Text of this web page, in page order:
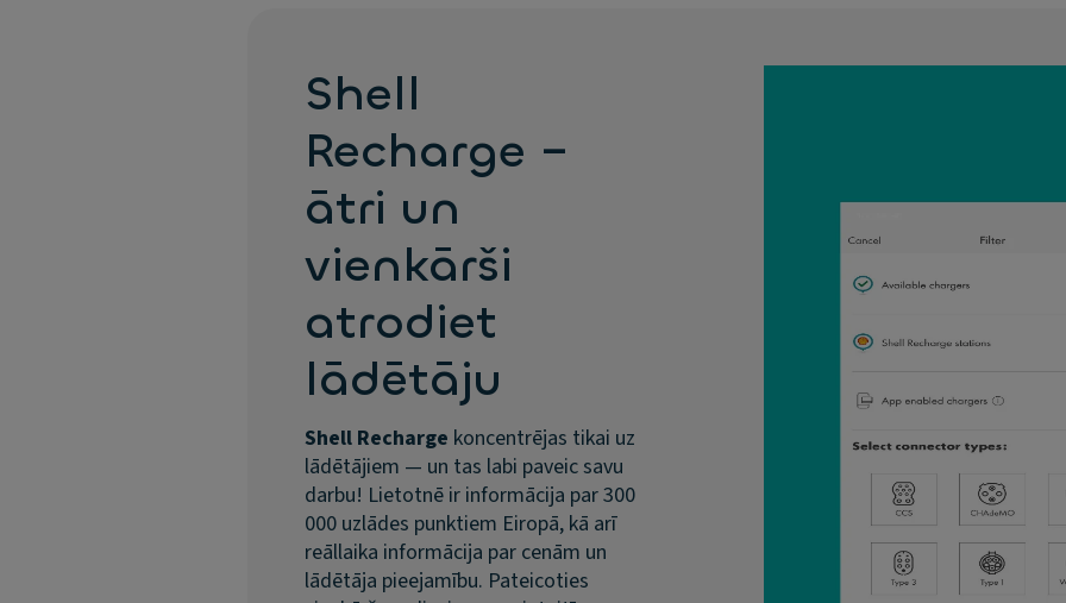
Shell
Recharge –
ātri un
vienkārši
atrodiet
lādētāju
Shell Recharge koncentrējas tikai uz
lādētājiem — un tas labi paveic savu
darbu! Lietotnē ir informācija par 300
000 uzlādes punktiem Eiropā, kā arī
reāllaika informācija par cenām un
lādētāja pieejamību. Pateicoties